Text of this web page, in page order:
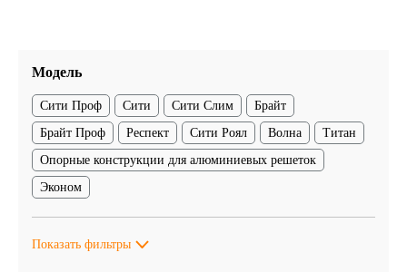
Модель
Сити Проф Сити Сити Слим
Брайт
Брайт Проф
Респект Сити Роял Волна
Титан
Опорные конструкции для алюминиевых решеток
Эконом
Показать фильтры